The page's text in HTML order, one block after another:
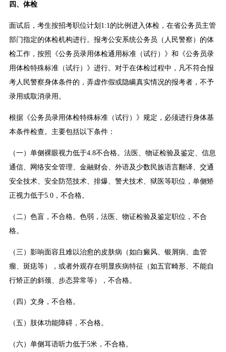
四、体检
面试后，考生按招考职位计划1:1的比例进入体检，在省公务员主管
部门指定的体检机构进行。报考公安系统公务员（人民警察）的体
检工作，按照《公务员录用体检通用标准（试行）》和《公务员录
用体检特殊标准（试行）》进行。对于在体检过程中，凡不符合报
考人民警察身体条件的，弄虚作假或隐瞒真实情况的报考者，不予
录用或取消录用。
根据《公务员录用体检特殊标准（试行）》规定，必须进行身体基
本条件检查。主要包括以下条件：
（一）单侧裸眼视力低于4.8不合格。法医、物证检验及鉴定、信息
通信、网络安全管理、金融财会、外语及少数民族语言翻译、交通
安全技术、安全防范技术、排爆、警犬技术、狱医等职位，单侧矫
正视力低于5.0，不合格。
（二）色盲，不合格。色弱，法医、物证检验及鉴定职位，不合
格。
（三）影响面容且难以治愈的皮肤病（如白癜风、银屑病、血管
瘤、斑痣等），或者外观存在明显疾病特征（如五官畸形、不能自
行矫正的斜颈、步态异常等），不合格。
（四）文身，不合格。
（五）肢体功能障碍，不合格。
（六）单侧耳语听力低于5米，不合格。